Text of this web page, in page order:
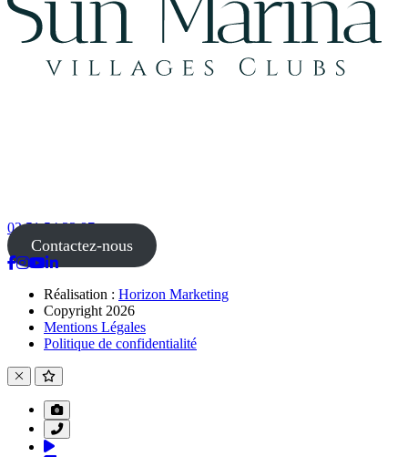
02 51 54 33 87
Contactez-nous
Réalisation : Horizon Marketing
Copyright 2026
Mentions Légales
Politique de confidentialité